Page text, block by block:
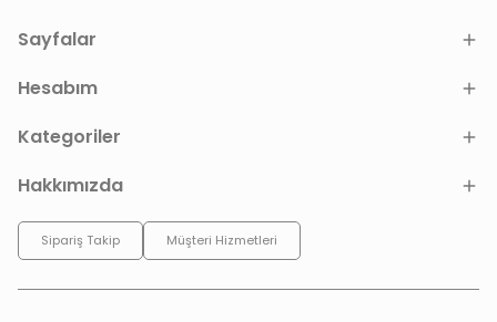
Sayfalar
Hesabım
Kategoriler
Hakkımızda
Sipariş Takip Müşteri Hizmetleri